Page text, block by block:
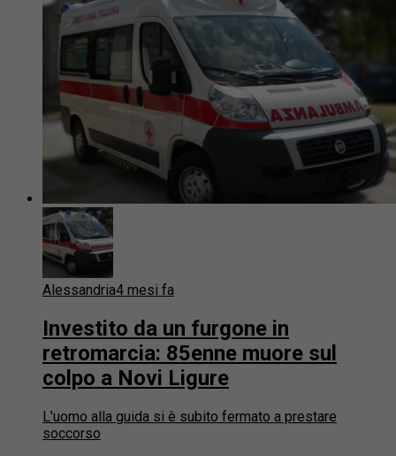
Alessandria4 mesi fa
Investito da un furgone in
retromarcia: 85enne muore sul
colpo a Novi Ligure
L'uomo alla guida si è subito fermato a prestare
soccorso